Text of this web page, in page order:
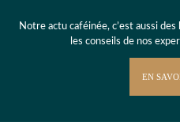
Notre actu caféinée, c’est aussi
les conseils de nos
EN